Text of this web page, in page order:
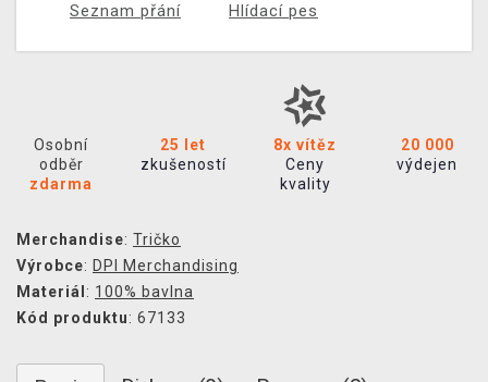
Seznam přání Hlídací pes
Osobní
odběr
zdarma
25 let
zkušeností
8x vítěz
Ceny
kvality
20 000
výdejen
Merchandise: Tričko
Výrobce: DPI Merchandising
Materiál : 100% bavlna
Kód produktu: 67133